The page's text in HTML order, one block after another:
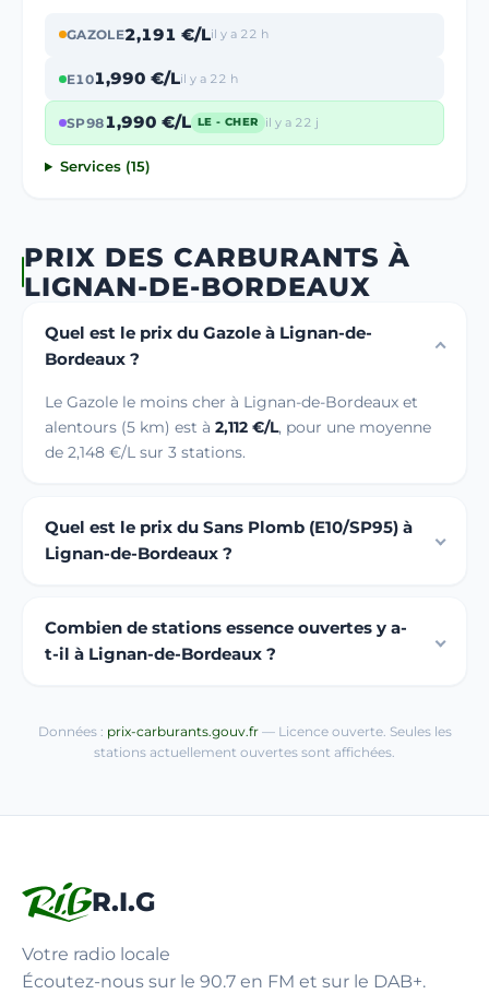
GAZOLE2,191 €/Lil y a 22 h
E101,990 €/Lil y a 22 h
SP981,990 €/L LE - CHER il y a 22 j
Services (15)
PRIX DES CARBURANTS À
LIGNAN-DE-BORDEAUX
Quel est le prix du Gazole à Lignan-de-
Bordeaux ?
Le Gazole le moins cher à Lignan-de-Bordeaux et
alentours (5 km) est à 2,112 €/L, pour une moyenne
de 2,148 €/L sur 3 stations.
Quel est le prix du Sans Plomb (E10/SP95) à
Lignan-de-Bordeaux ?
Combien de stations essence ouvertes y a-
t-il à Lignan-de-Bordeaux ?
Données : prix-carburants.gouv.fr— Licence ouverte. Seules les
stations actuellement ouvertes sont affichées.
R.I.G
Votre radio locale
Écoutez-nous sur le 90.7 en FM et sur le DAB+.